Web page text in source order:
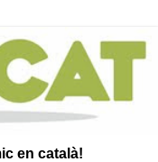
en català!